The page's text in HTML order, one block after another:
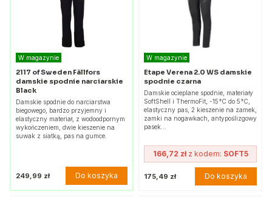
W magazynie
2117 of Sweden Fällfors
damskie spodnie narciarskie
Black
Damskie spodnie do narciarstwa
biegowego, bardzo przyjemny i
elastyczny materiał, z wodoodpornym
wykończeniem, dwie kieszenie na
suwak z siatką, pas na gumce.
249,99 zł Do koszyka
W magazynie
Etape Verena 2.0 WS damskie
spodnie czarna
Damskie ocieplane spodnie, materiały
SoftShell i ThermoFit, -15°C do 5°C,
elastyczny pas, 2 kieszenie na zamek,
zamki na nogawkach, antypoślizgowy
pasek…
166,72 złz kodem: SOFT5
175,49 zł Do koszyka